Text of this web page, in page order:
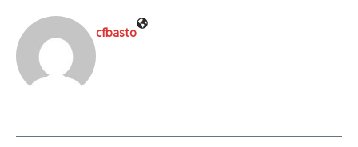
cfbasto